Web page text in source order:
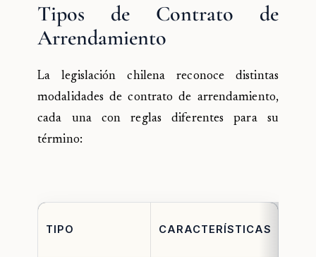
Tipos de Contrato de
Arrendamiento
La legislación chilena reconoce distintas
modalidades de contrato de arrendamiento,
cada una con reglas diferentes para su
término:
TIPO CARACTERÍSTICAS